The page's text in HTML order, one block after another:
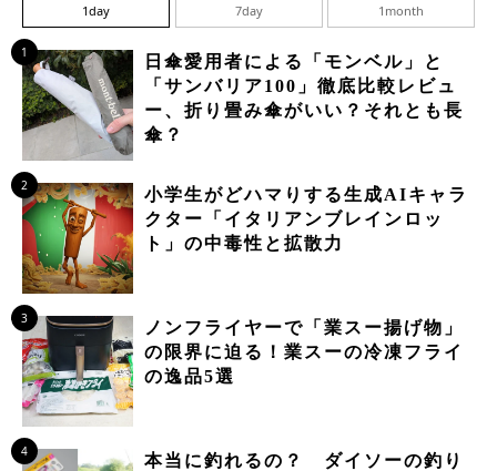
1day 7day 1month
1
日傘愛用者による「モンベル」と
「サンバリア100」徹底比較レビュ
ー、折り畳み傘がいい？それとも長
傘？
2
小学生がどハマりする生成AIキャラ
クター「イタリアンブレインロッ
ト」の中毒性と拡散力
3
ノンフライヤーで「業スー揚げ物」
の限界に迫る！業スーの冷凍フライ
の逸品5選
4
本当に釣れるの？ ダイソーの釣り